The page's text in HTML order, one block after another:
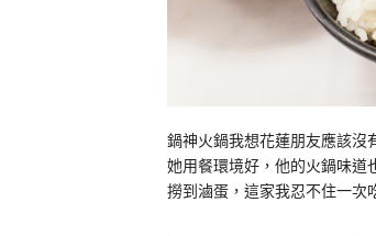
鍋神火鍋我想花蓮朋友應該沒
她用餐環境好，他的火鍋味道
撈到滷蛋，這家我忍不住一次